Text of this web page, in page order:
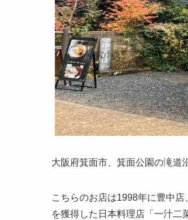
大阪府箕面市、箕面公園の滝道
こちらのお店は1998年に豊中
を獲得した日本料理店「一汁二